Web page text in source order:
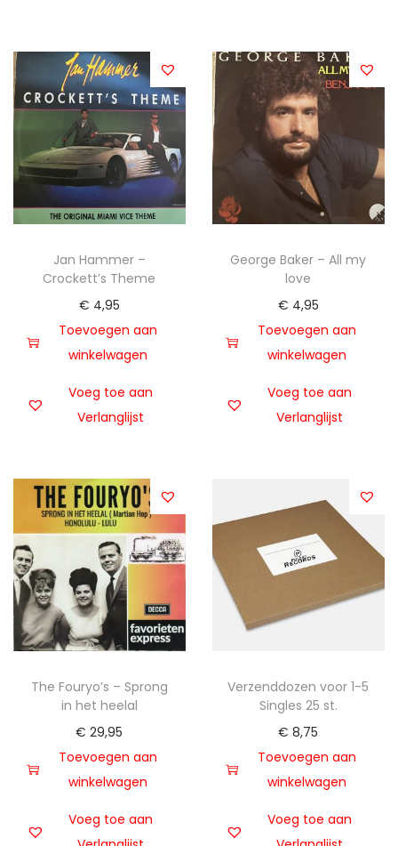
Jan Hammer –
Crockett’s Theme
€ 4,95
Toevoegen aan
winkelwagen
Voeg toe aan
Verlanglijst
George Baker – All my
love
€ 4,95
Toevoegen aan
winkelwagen
Voeg toe aan
Verlanglijst
The Fouryo’s – Sprong
in het heelal
€ 29,95
Toevoegen aan
winkelwagen
Voeg toe aan
Verzenddozen voor 1-5
Singles 25 st.
€ 8,75
Toevoegen aan
winkelwagen
Voeg toe aan